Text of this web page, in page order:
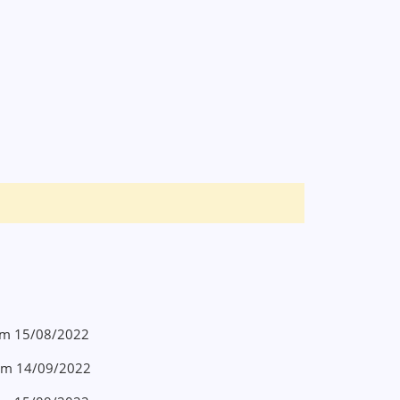
15/08/2022
14/09/2022